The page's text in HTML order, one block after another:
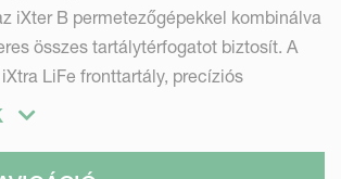
iXter B permetezőgépekkel kombinálva
összes tartálytérfogatot biztosít. A
LiFe fronttartály, precíziós
folyékony műtrágya kijuttatására